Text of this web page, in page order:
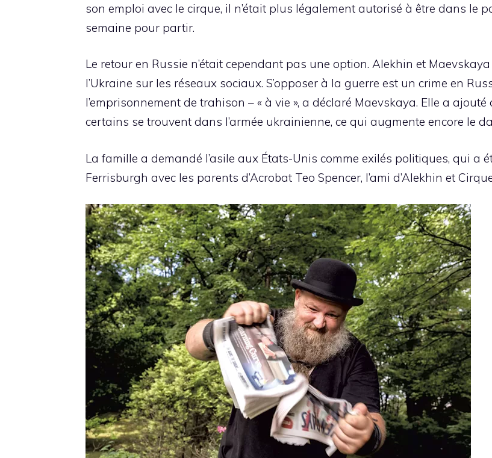
son emploi avec le cirque, il n’était plus légalement autorisé à être dans le
semaine pour partir.
Le retour en Russie n’était cependant pas une option. Alekhin et
l’Ukraine sur les réseaux sociaux. S’opposer à la guerre est un crime en
l’emprisonnement de trahison – « à vie », a déclaré Maevskaya. Elle a
certains se trouvent dans l’armée ukrainienne, ce qui augmente encore le
La famille a demandé l’asile aux États-Unis comme exilés politiques, qui a
Ferrisburgh avec les parents d’Acrobat Teo Spencer, l’ami d’Alekhin et